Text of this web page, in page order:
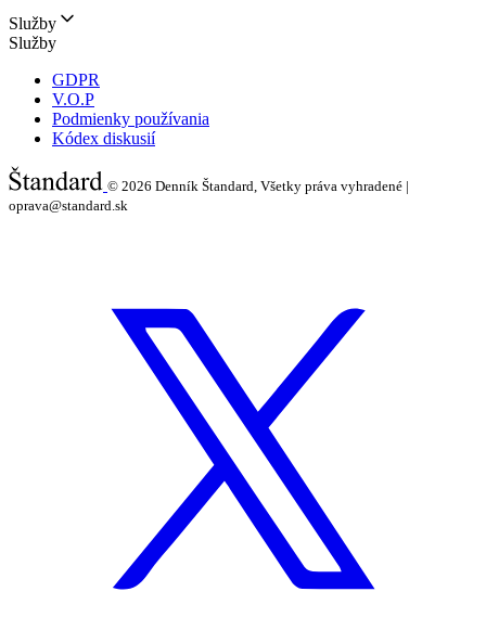
Služby
Služby
GDPR
V.O.P
Podmienky používania
Kódex diskusií
© 2026 Denník Štandard, Všetky práva vyhradené |
oprava@standard.sk